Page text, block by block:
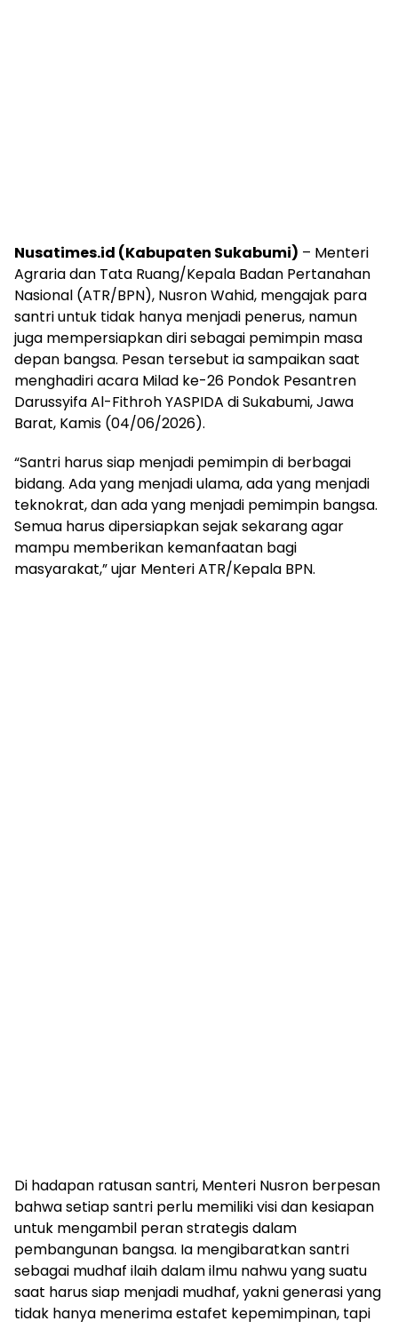
Nusatimes.id (Kabupaten Sukabumi) – Menteri
Agraria dan Tata Ruang/Kepala Badan Pertanahan
Nasional (ATR/BPN), Nusron Wahid, mengajak para
santri untuk tidak hanya menjadi penerus, namun
juga mempersiapkan diri sebagai pemimpin masa
depan bangsa. Pesan tersebut ia sampaikan saat
menghadiri acara Milad ke-26 Pondok Pesantren
Darussyifa Al-Fithroh YASPIDA di Sukabumi, Jawa
Barat, Kamis (04/06/2026).
“Santri harus siap menjadi pemimpin di berbagai
bidang. Ada yang menjadi ulama, ada yang menjadi
teknokrat, dan ada yang menjadi pemimpin bangsa.
Semua harus dipersiapkan sejak sekarang agar
mampu memberikan kemanfaatan bagi
masyarakat,” ujar Menteri ATR/Kepala BPN.
Di hadapan ratusan santri, Menteri Nusron berpesan
bahwa setiap santri perlu memiliki visi dan kesiapan
untuk mengambil peran strategis dalam
pembangunan bangsa. Ia mengibaratkan santri
sebagai mudhaf ilaih dalam ilmu nahwu yang suatu
saat harus siap menjadi mudhaf, yakni generasi yang
tidak hanya menerima estafet kepemimpinan, tapi